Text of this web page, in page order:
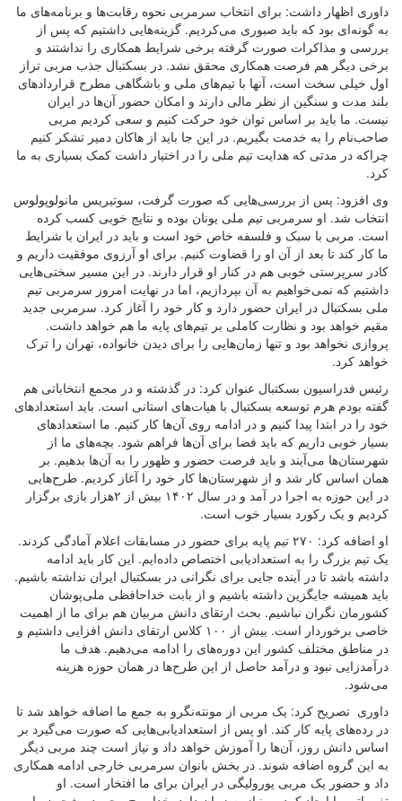
داوری اظهار داشت: برای انتخاب سرمربی نحوه رقابت‌ها و برنامه‌های ما
به گونه‌ای بود که باید صبوری می‌کردیم. گزینه‌هایی داشتیم که پس از
بررسی و مذاکرات صورت گرفته برخی شرایط همکاری را نداشتند و
برخی دیگر هم فرصت همکاری محقق نشد. در بسکتبال جذب مربی تراز
اول خیلی سخت است، آنها با تیم‌های ملی و باشگاهی مطرح قراردادهای
بلند مدت و سنگین از نظر مالی دارند و امکان حضور آن‌ها در ایران
نیست. ما باید بر اساس توان خود حرکت کنیم و سعی کردیم مربی
صاحب‌نام را به خدمت بگیریم. در این جا باید از هاکان دمیر تشکر کنیم
چراکه در مدتی که هدایت تیم ملی را در اختیار داشت کمک بسیاری به ما
کرد.
وی افزود: پس از بررسی‌هایی که صورت گرفت، سوتیریس مانولوپولوس
انتخاب شد. او سرمربی تیم ملی یونان بوده و نتایج خوبی کسب کرده
است. مربی با سبک و فلسفه خاص خود است و باید در ایران با شرایط
ما کار کند تا بعد از آن او را قضاوت کنیم. برای او آرزوی موفقیت داریم و
کادر سرپرستی خوبی هم در کنار او قرار دارند. در این مسیر سختی‌هایی
داشتیم که نمی‌خواهیم به آن بپردازیم، اما در نهایت امروز سرمربی تیم
ملی بسکتبال در ایران حضور دارد و کار خود را آغاز کرد. سرمربی جدید
مقیم خواهد بود و نظارت کاملی بر تیم‌های پایه ما هم خواهد داشت.
پروازی نخواهد بود و تنها زمان‌هایی را برای دیدن خانواده، تهران را ترک
خواهد کرد.
رئیس فدراسیون بسکتبال عنوان کرد: در گذشته و در مجمع انتخاباتی هم
گفته بودم هرم توسعه بسکتبال با هیات‌های استانی است. باید استعدادهای
خود را در ابتدا پیدا کنیم و در ادامه روی آن‌ها کار کنیم. ما استعدادهای
بسیار خوبی داریم که باید فضا برای آن‌ها فراهم شود. بچه‌های ما از
شهرستان‌ها می‌آیند و باید فرصت حضور و ظهور را به آن‌ها بدهیم. بر
همان اساس کار شد و از شهرستان‌ها کار خود را آغاز کردیم. طرح‌هایی
در این حوزه به اجرا در آمد و در سال ۱۴۰۲ بیش از ۲هزار بازی برگزار
کردیم و یک رکورد بسیار خوب است.
او اضافه کرد: ۲۷۰ تیم پایه برای حضور در مسابقات اعلام آمادگی کردند.
یک تیم بزرگ را به استعدادیابی اختصاص داده‌ایم. این کار باید ادامه
داشته باشد تا در آینده جایی برای نگرانی در بسکتبال ایران نداشته باشیم.
باید همیشه جایگزین داشته باشیم و از بابت خداحافظی ملی‌پوشان
کشورمان نگران نباشیم. بحث ارتقای دانش مربیان هم برای ما از اهمیت
خاصی برخوردار است. بیش از ۱۰۰ کلاس ارتقای دانش افزایی داشتیم و
در مناطق مختلف کشور این دوره‌های را ادامه می‌دهیم. هدف ما
درآمدزایی نبود و درآمد حاصل از این طرح‌ها در همان حوزه هزینه
می‌شود.
داوری تصریح کرد: یک مربی از مونته‌نگرو به جمع ما اضافه خواهد شد تا
در رده‌های پایه کار کند. او پس از استعدادیابی‌هایی که صورت می‌گیرد بر
اساس دانش روز، آن‌ها را آموزش خواهد داد و نیاز است چند مربی دیگر
به این گروه اضافه شوند. در بخش بانوان سرمربی خارجی ادامه همکاری
داد و حضور یک مربی یورولیگی در ایران برای ما افتخار است. او